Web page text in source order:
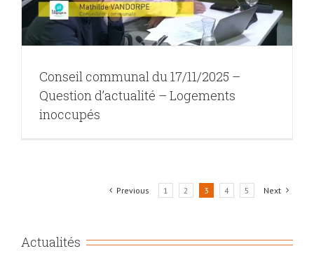
Conseil communal du 17/11/2025 –
Question d’actualité – Logements
inoccupés
Previous 1 2 3 4 5 Next
Actualités